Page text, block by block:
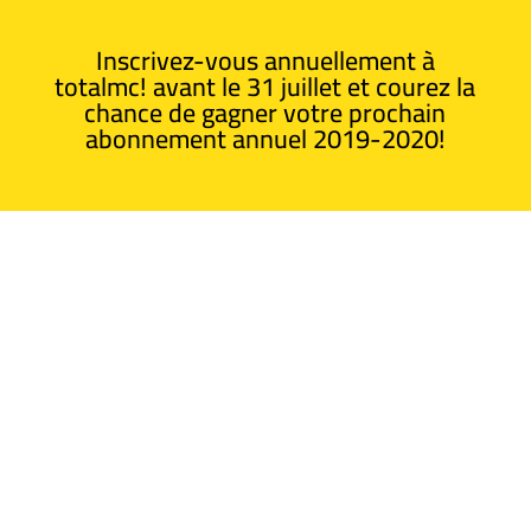
Inscrivez-vous annuellement à
totalmc! avant le 31 juillet et courez la
chance de gagner votre prochain
abonnement annuel 2019-2020!